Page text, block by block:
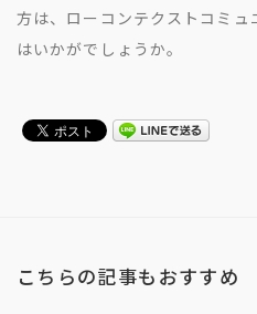
方は、ローコンテクストコミュ
はいかがでしょうか。
こちらの記事もおすすめ